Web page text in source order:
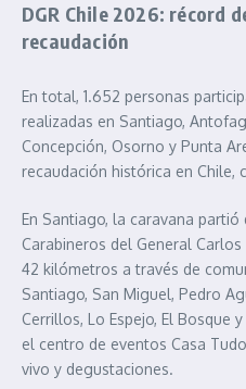
DGR Chile 2026: récord
recaudación
En total, 1.652 personas
realizadas en Santiago,
Concepción, Osorno y Punta
recaudación histórica en Chile,
En Santiago, la caravana partió
Carabineros del General
42 kilómetros a través de
Santiago, San Miguel, Pedro
Cerrillos, Lo Espejo, El Bosque
el centro de eventos Casa
vivo y degustaciones.